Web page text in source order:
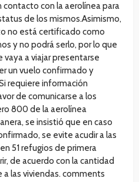
con la aerolínea para
de los mismos.Asimismo,
no está certificado como
y no podrá serlo, por lo que
a viajar presentarse
un vuelo confirmado y
requiere información
de comunicarse a los
800 de la aerolínea
se insistió que en caso
se evite acudir a las
51 refugios de primera
de acuerdo con la cantidad
las viviendas. comments